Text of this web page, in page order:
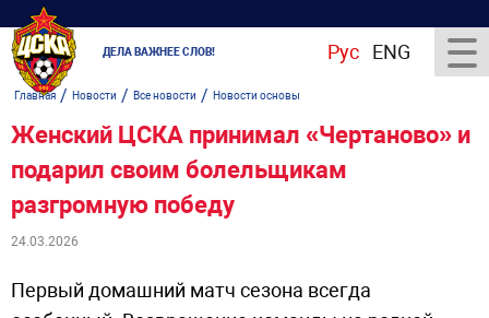
ДЕЛА ВАЖНЕЕ СЛОВ! Рус ENG
Главная/ Новости / Все новости / Новости основы
Женский ЦСКА принимал «Чертаново» и
подарил своим болельщикам
разгромную победу
24.03.2026
Первый домашний матч сезона всегда